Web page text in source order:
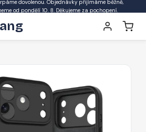
dovolenou. Objednávky přijímáme běžně,
od pondělí 10. 8. Děkujeme za pochopení.